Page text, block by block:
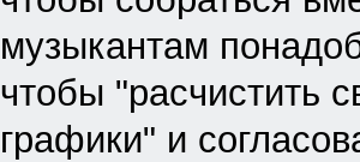
музыкантам
чтобы "расчистить
графики" и